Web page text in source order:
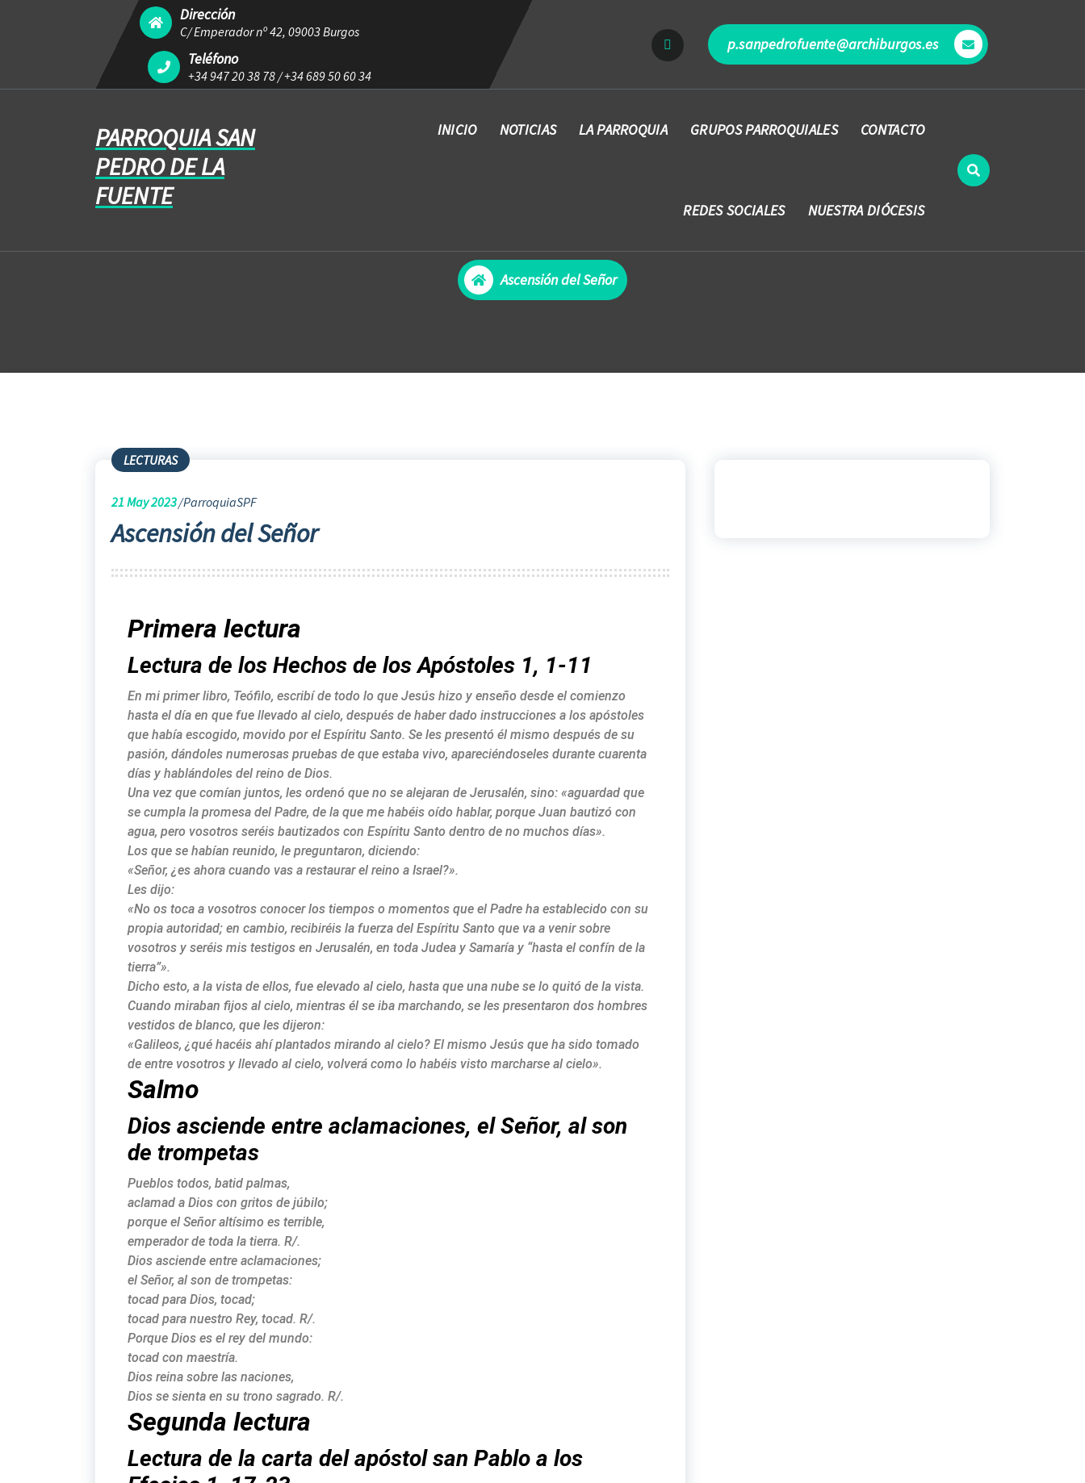
Dirección
C/ Emperador nº 42, 09003 Burgos
Teléfono
+34 947 20 38 78/+34 689 50 60 34
p.sanpedrofuente@archiburgos.es
PARROQUIA SAN
PEDRO DE LA
FUENTE
INICIO NOTICIAS LA PARROQUIA GRUPOS PARROQUIALES CONTACTO
REDES SOCIALES NUESTRA DIÓCESIS
Ascensión del Señor
LECTURAS
21 May 2023 ParroquiaSPF
Ascensión del Señor
Primera lectura
Lectura de los Hechos de los Apóstoles 1, 1-11
En mi primer libro, Teófilo, escribí de todo lo que Jesús hizo y enseño desde el comienzo
hasta el día en que fue llevado al cielo, después de haber dado instrucciones a los apóstoles
que había escogido, movido por el Espíritu Santo. Se les presentó él mismo después de su
pasión, dándoles numerosas pruebas de que estaba vivo, apareciéndoseles durante cuarenta
días y hablándoles del reino de Dios.
Una vez que comían juntos, les ordenó que no se alejaran de Jerusalén, sino: «aguardad que
se cumpla la promesa del Padre, de la que me habéis oído hablar, porque Juan bautizó con
agua, pero vosotros seréis bautizados con Espíritu Santo dentro de no muchos días».
Los que se habían reunido, le preguntaron, diciendo:
«Señor, ¿es ahora cuando vas a restaurar el reino a Israel?».
Les dijo:
«No os toca a vosotros conocer los tiempos o momentos que el Padre ha establecido con su
propia autoridad; en cambio, recibiréis la fuerza del Espíritu Santo que va a venir sobre
vosotros y seréis mis testigos en Jerusalén, en toda Judea y Samaría y “hasta el confín de la
tierra”».
Dicho esto, a la vista de ellos, fue elevado al cielo, hasta que una nube se lo quitó de la vista.
Cuando miraban fijos al cielo, mientras él se iba marchando, se les presentaron dos hombres
vestidos de blanco, que les dijeron:
«Galileos, ¿qué hacéis ahí plantados mirando al cielo? El mismo Jesús que ha sido tomado
de entre vosotros y llevado al cielo, volverá como lo habéis visto marcharse al cielo».
Salmo
Dios asciende entre aclamaciones, el Señor, al son
de trompetas
Pueblos todos, batid palmas,
aclamad a Dios con gritos de júbilo;
porque el Señor altísimo es terrible,
emperador de toda la tierra. R/.
Dios asciende entre aclamaciones;
el Señor, al son de trompetas:
tocad para Dios, tocad;
tocad para nuestro Rey, tocad. R/.
Porque Dios es el rey del mundo:
tocad con maestría.
Dios reina sobre las naciones,
Dios se sienta en su trono sagrado. R/.
Segunda lectura
Lectura de la carta del apóstol san Pablo a los